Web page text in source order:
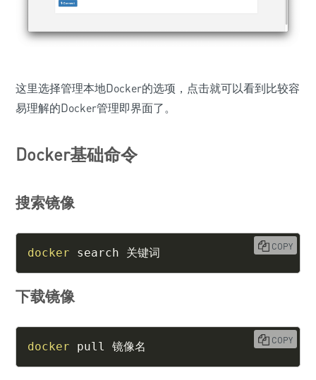
这里选择管理本地Docker的选项，点击就可以看到比较容
易理解的Docker管理即界面了。
Docker基础命令
搜索镜像
docker search 关键词 COPY
下载镜像
docker pull 镜像名 COPY